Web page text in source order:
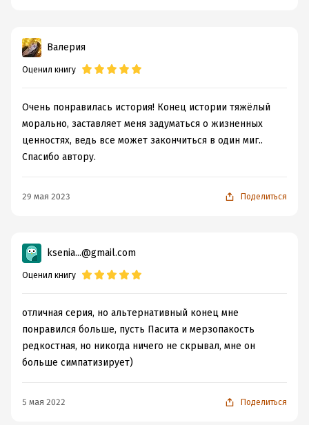
Валерия
Оценил книгу
Очень понравилась история! Конец истории тяжёлый
морально, заставляет меня задуматься о жизненных
ценностях, ведь все может закончиться в один миг..
Спасибо автору.
29 мая 2023 Поделиться
ksenia...@gmail.com
Оценил книгу
отличная серия, но альтернативный конец мне
понравился больше, пусть Пасита и мерзопакость
редкостная, но никогда ничего не скрывал, мне он
больше симпатизирует)
5 мая 2022 Поделиться